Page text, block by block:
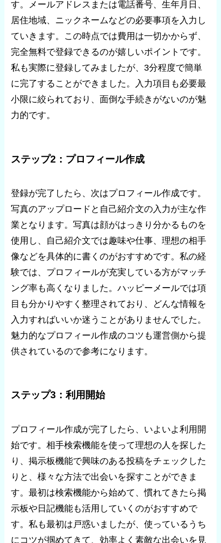
す。メールアドレスまたは電話番号、生年月日、
居住地域、ニックネームなどの必要事項を入力し
ていきます。この時点では費用は一切かからず、
完全無料で登録できるのが嬉しいポイントです。
私も実際に登録してみましたが、3分程度で簡単
に完了することができました。入力項目も必要最
小限に絞られており、面倒な手続きがないのが魅
力的です。
ステップ2：プロフィール作成
登録が完了したら、次はプロフィール作成です。
写真のアップロードと自己紹介文の入力が主な作
業となります。写真は顔がはっきり分かるものを
使用し、自己紹介文では趣味や仕事、理想の相手
像などを具体的に書くのがおすすめです。私の経
験では、プロフィールが充実している方がマッチ
ング率も高くなりました。ハッピーメールでは項
目も分かりやすく整理されており、どんな情報を
入力すればいいか迷うことがありませんでした。
魅力的なプロフィール作成のコツも運営側から提
供されているので参考になります。
ステップ3：利用開始
プロフィール作成が完了したら、いよいよ利用開
始です。相手検索機能を使って理想の人を探した
り、掲示板機能で興味のある投稿をチェックした
りと、様々な方法で出会いを探すことができま
す。最初は検索機能から始めて、慣れてきたら掲
示板や日記機能も活用していくのがおすすめで
す。私も最初は戸惑いましたが、使っているうち
にコツが掴めてきて、効率よく素敵な出会いを見